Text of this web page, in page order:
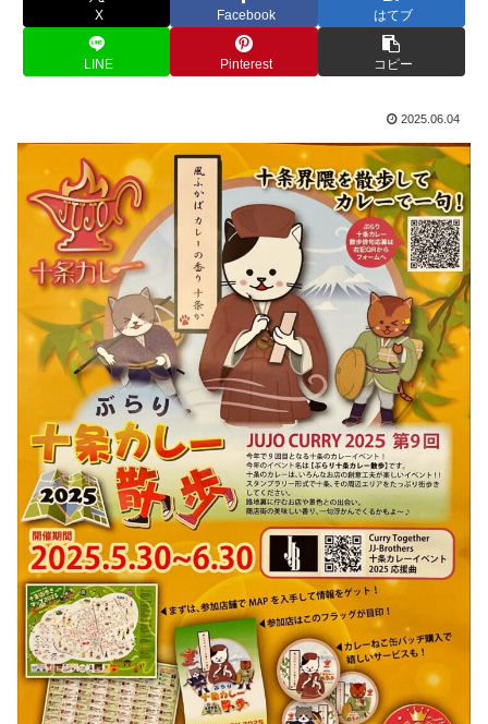
X Facebook はてブ
LINE Pinterest コピー
2025.06.04